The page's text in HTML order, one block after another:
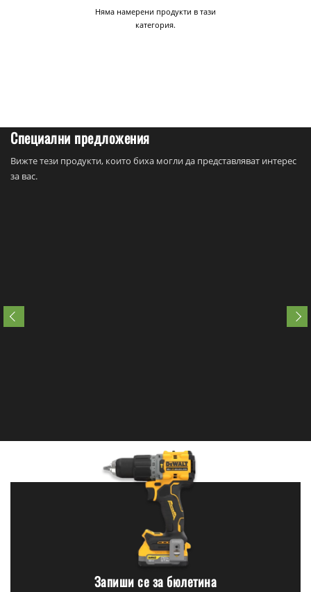
Няма намерени продукти в тази
категория.
Специални предложения
Вижте тези продукти, които биха могли да представляват интерес
за вас.
Запиши се за бюлетина